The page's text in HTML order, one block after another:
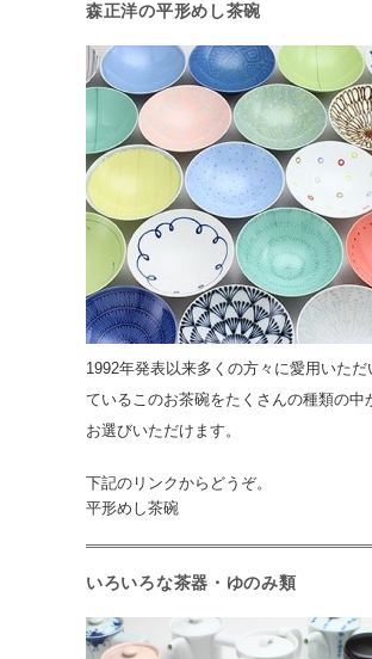
森正洋の平形めし茶碗
1992年発表以来多くの方々に愛用いただ
ているこのお茶碗をたくさんの種類の中
お選びいただけます。
下記のリンクからどうぞ。
平形めし茶碗
いろいろな茶器・ゆのみ類